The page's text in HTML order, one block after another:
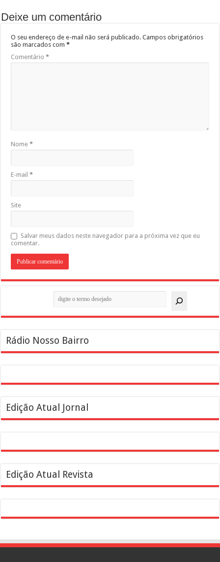
Deixe um comentário
O seu endereço de e-mail não será publicado. Campos obrigatórios
são marcados com*
Comentário*
Nome*
E-mail*
Site
Salvar meus dados neste navegador para a próxima vez que eu
comentar.
Rádio Nosso Bairro
Edição Atual Jornal
Edição Atual Revista